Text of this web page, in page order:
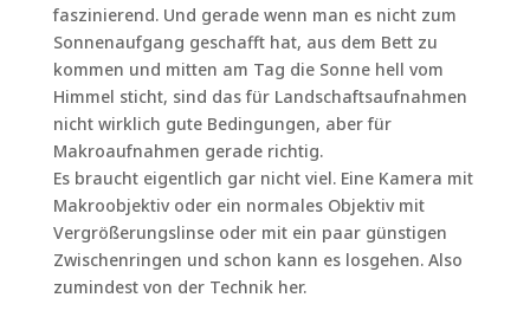
faszinierend. Und gerade wenn man es nicht zum
Sonnenaufgang geschafft hat, aus dem Bett zu
kommen und mitten am Tag die Sonne hell vom
Himmel sticht, sind das für Landschaftsaufnahmen
nicht wirklich gute Bedingungen, aber für
Makroaufnahmen gerade richtig.
Es braucht eigentlich gar nicht viel. Eine Kamera mit
Makroobjektiv oder ein normales Objektiv mit
Vergrößerungslinse oder mit ein paar günstigen
Zwischenringen und schon kann es losgehen. Also
zumindest von der Technik her.